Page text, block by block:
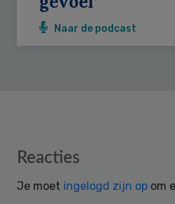
Naar de podcast
Reader
Reacties
Je moet ingelogd zijn op om